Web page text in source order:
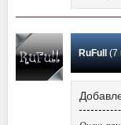
RuFull(7